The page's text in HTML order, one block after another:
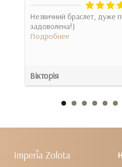
Незвичний браслет, дуже
задоволена!)
Подробнее
Вікторія